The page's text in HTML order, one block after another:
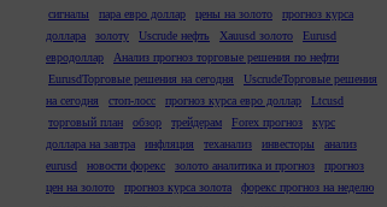
сигналы
пара евро доллар цены на золото
прогноз курса
доллара
золоту Uscrude нефть Xauusd золото
Eurusd
евродоллар
Анализ прогноз торговые решения по нефти
EurusdТорговые решения на сегодня
UscrudeТорговые решения
на сегодня
стоп-лосс прогноз курса евро доллар
Ltcusd
торговый план
обзор трейдерам Forex прогноз
курс
доллара на завтра
инфляция теханализ инвесторы
анализ
eurusd
новости форекс золото аналитика и прогноз
прогноз
цен на золото
прогноз курса золота
форекс прогноз на неделю